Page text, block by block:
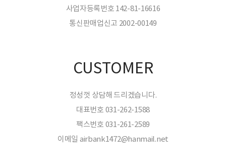
사업자등록번호 142-81-16616
통신판매업신고 2002-00149
CUSTOMER
정성껏 상담해 드리겠습니다.
대표번호 031-262-1588
팩스번호 031-261-2589
이메일 airbank1472@hanmail.net